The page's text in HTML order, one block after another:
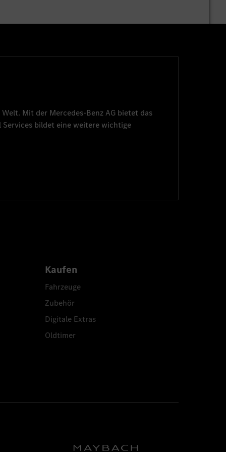
Mit der Mercedes-Benz AG bietet das
Services bildet eine weitere wichtige
Kaufen
Fahrzeuge
Zubehör
Digitale Extras
Oldtimer